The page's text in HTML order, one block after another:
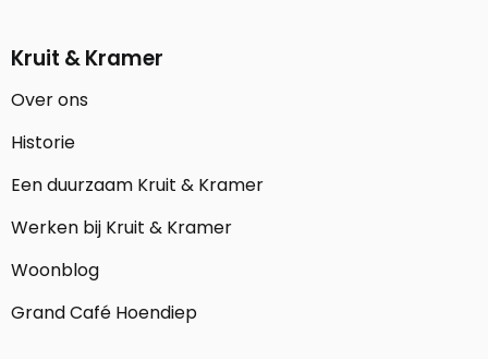
Kruit & Kramer
Over ons
Historie
Een duurzaam Kruit & Kramer
Werken bij Kruit & Kramer
Woonblog
Grand Café Hoendiep